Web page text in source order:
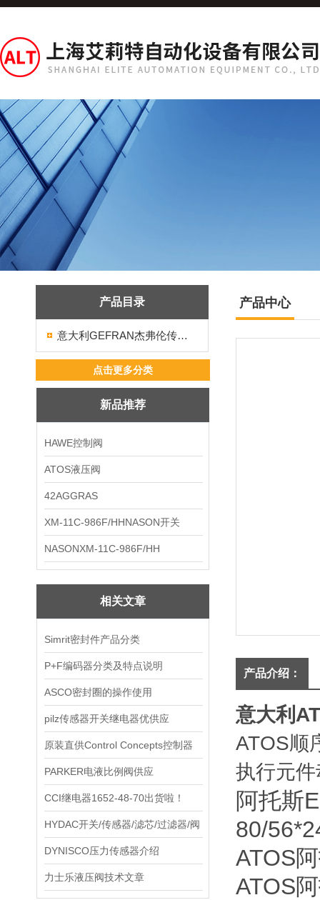
产品目录
意大利GEFRAN杰弗伦传感器
点击更多分类
新品推荐
HAWE控制阀
ATOS液压阀
42AGGRAS
XM-11C-986F/HHNASON开关
NASONXM-11C-986F/HH
相关文章
Simrit密封件产品分类
P+F编码器分类及特点说明
ASCO密封圈的操作使用
pilz传感器开关继电器优供应
原装直供Control Concepts控制器
PARKER电液比例阀供应
CCI继电器1652-48-70出货啦！
HYDAC开关/传感器/滤芯/过滤器/阀
DYNISCO压力传感器介绍
力士乐液压阀技术文章
产品中心
产品介绍：
意大利
ATOS顺
执行元
阿托斯
80/
ATOS
ATOS